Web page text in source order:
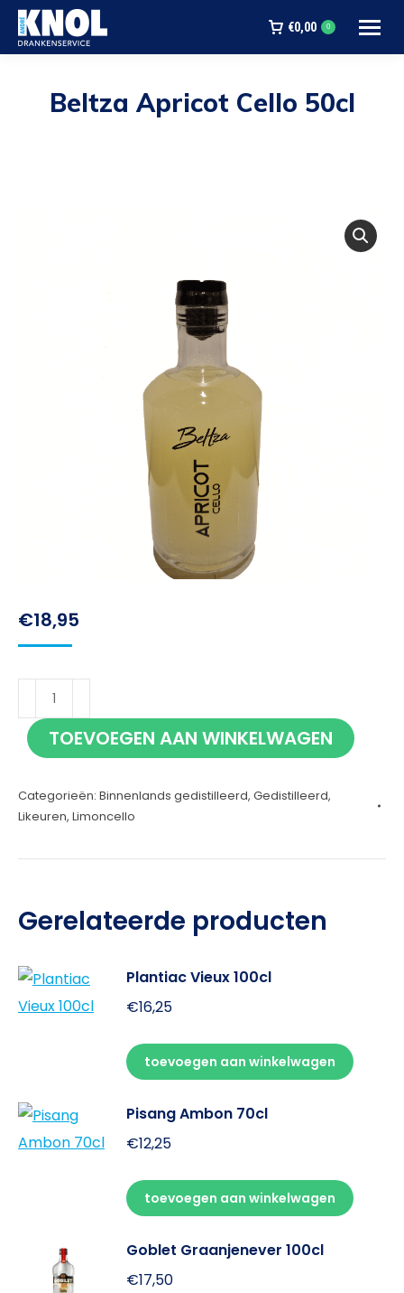
€0,00 0
Beltza Apricot Cello 50cl
€18,95
Beltza
Apricot
Cello
aantal
TOEVOEGEN AAN WINKELWAGEN
Categorieën: Binnenlands gedistilleerd, Gedistilleerd,
Likeuren, Limoncello
Gerelateerde producten
Plantiac Vieux 100cl
€16,25
toevoegen aan winkelwagen
Pisang Ambon 70cl
€12,25
toevoegen aan winkelwagen
Goblet Graanjenever 100cl
€17,50